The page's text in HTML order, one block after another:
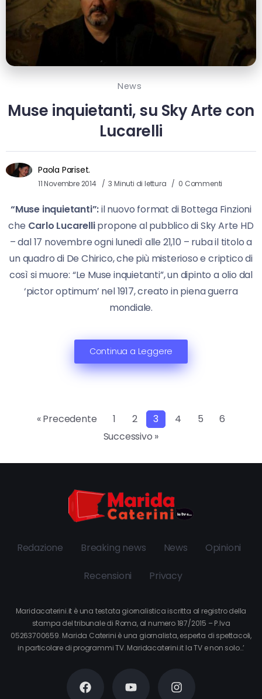
News
Muse inquietanti, su Sky Arte con
Lucarelli
Paola Pariset.
11 Novembre 2014 3 Minuti di lettura 0 Commenti
“Muse inquietanti”:il nuovo format di Bottega Finzioni
che Carlo Lucarellipropone al pubblico di Sky Arte HD
– dal 17 novembre ogni lunedì alle 21,10 – ruba il titolo a
un quadro di De Chirico, che più misterioso e criptico di
così si muore: “Le Muse inquietanti”, un dipinto a olio dal
‘pictor optimum’ nel 1917, creato in piena guerra
mondiale.
Continua a Leggere
« Precedente 1 2 3 4 5
6
Successivo »
Redazione Breaking news News Opinioni
Recensioni Privacy
Maridacaterini.it è una testata giornalistica iscritta al registro della
stampa del tribunale di Roma, al numero 187/2015 – P.Iva
05263700659. Marida Caterini è una giornalista, esperta di spettacoli,
in particolare di programmi TV. Maridacaterini.it la TV e non solo…’